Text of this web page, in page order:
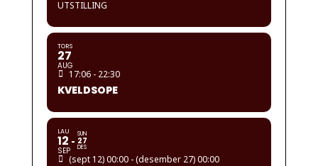
UTSTILLING
TORS
27
AUG
17:06 - 22:30
KVELDSOPE
LAU
12
SEP
SUN
27
DES
(sept 12) 00:00 - (desember 27) 00:00